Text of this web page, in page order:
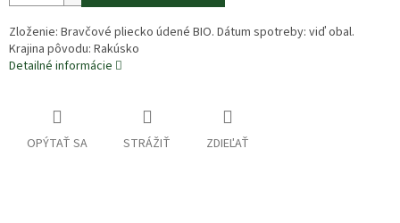
Zloženie: Bravčové pliecko údené BIO. Dátum spotreby: viď obal.
Krajina pôvodu: Rakúsko
Detailné informácie
OPÝTAŤ SA STRÁŽIŤ ZDIEĽAŤ